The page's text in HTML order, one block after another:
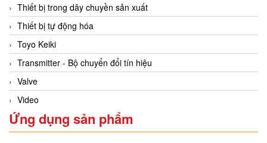
Thiết bị trong dây chuyền sản xuất
Thiết bị tự động hóa
Toyo Keiki
Transmitter - Bộ chuyển đổi tín hiệu
Valve
Video
Ứng dụng sản phẩm